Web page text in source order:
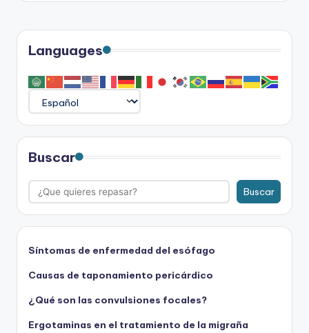
Languages
Buscar
Buscar
Síntomas de enfermedad del esófago
Causas de taponamiento pericárdico
¿Qué son las convulsiones focales?
Ergotaminas en el tratamiento de la migraña